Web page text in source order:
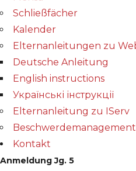
Schließfächer
Kalender
Elternanleitungen zu
Deutsche Anleitung
English instructions
Українські інструкції
Elternanleitung zu IServ
Beschwerdemanagement
Kontakt
Anmeldung Jg. 5